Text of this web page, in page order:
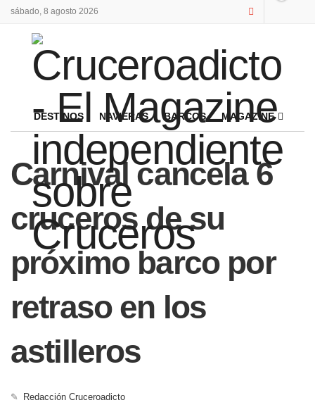
sábado, 8 agosto 2026
DESTINOS NAVIERAS BARCOS MAGAZINE
Carnival cancela 6
cruceros de su
próximo barco por
retraso en los
astilleros
✎
Redacción Cruceroadicto